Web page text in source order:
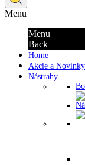
Menu
Menu
Back
Home
Akcie a Novinky
Nástrahy